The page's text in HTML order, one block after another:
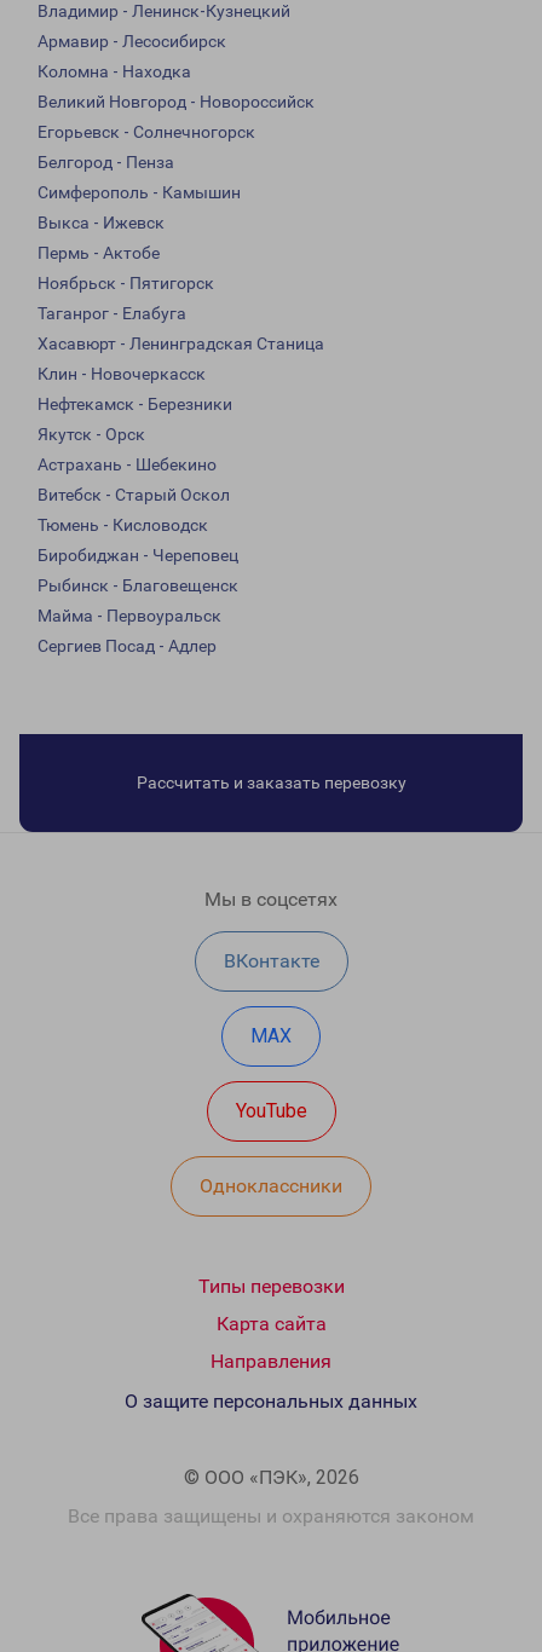
Владимир - Ленинск-Кузнецкий
Армавир - Лесосибирск
Коломна - Находка
Великий Новгород - Новороссийск
Егорьевск - Солнечногорск
Белгород - Пенза
Симферополь - Камышин
Выкса - Ижевск
Пермь - Актобе
Ноябрьск - Пятигорск
Таганрог - Елабуга
Хасавюрт - Ленинградская Станица
Клин - Новочеркасск
Нефтекамск - Березники
Якутск - Орск
Астрахань - Шебекино
Витебск - Старый Оскол
Тюмень - Кисловодск
Биробиджан - Череповец
Рыбинск - Благовещенск
Майма - Первоуральск
Сергиев Посад - Адлер
Рассчитать и заказать перевозку
Мы в соцсетях
ВКонтакте
MAX
YouTube
Одноклассники
Типы перевозки
Карта сайта
Направления
© ООО «ПЭК», 2026
Все права защищены и охраняются законом
О защите персональных данных